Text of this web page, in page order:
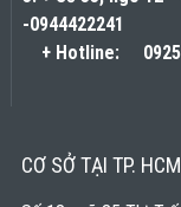
-0944422241
+ Hotline:
CƠ SỞ TẠI TP. HCM